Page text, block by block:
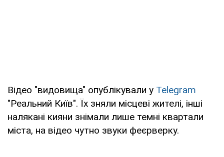
Відео "видовища" опублікували у Telegram
"Реальний Київ". Їх зняли місцеві жителі, інші
налякані кияни знімали лише темні квартали
міста, на відео чутно звуки феєрверку.